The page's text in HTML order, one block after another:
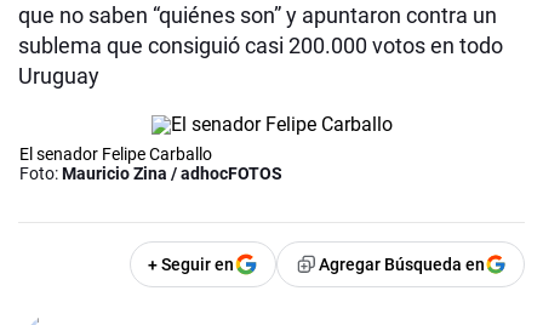
que no saben “quiénes son” y apuntaron contra un
sublema que consiguió casi 200.000 votos en todo
Uruguay
El senador Felipe Carballo
Foto:Mauricio Zina / adhocFOTOS
+ Seguir en Agregar Búsqueda en